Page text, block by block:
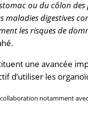
ou du côlon
maladies digestives
les risques de
une avancée
d’utiliser les
notamment